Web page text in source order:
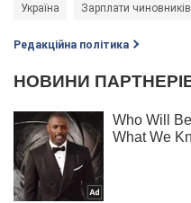
Україна Зарплати чиновників
Редакційна політика